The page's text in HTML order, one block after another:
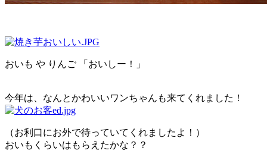
おいも や りんご 「おいしー！」
今年は、なんとかわいいワンちゃんも来てくれました！
（お利口にお外で待っていてくれましたよ！）
おいもくらいはもらえたかな？？